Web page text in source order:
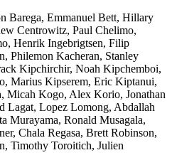
Barega, Emmanuel Bett, Hillary
Centrowitz, Paul Chelimo,
Henrik Ingebrigtsen, Filip
Philemon Kacheran, Stanley
Kipchirchir, Noah Kipchemboi,
Marius Kipserem, Eric Kiptanui,
Micah Kogo, Alex Korio, Jonathan
Lagat, Lopez Lomong, Abdallah
Murayama, Ronald Musagala,
Chala Regasa, Brett Robinson,
Timothy Toroitich, Julien